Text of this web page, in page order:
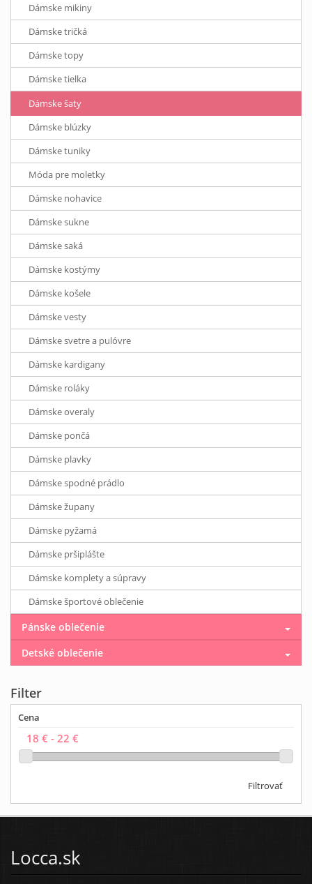
Dámske mikiny
Dámske tričká
Dámske topy
Dámske tielka
Dámske šaty
Dámske blúzky
Dámske tuniky
Móda pre moletky
Dámske nohavice
Dámske sukne
Dámske saká
Dámske kostýmy
Dámske košele
Dámske vesty
Dámske svetre a pulóvre
Dámske kardigany
Dámske roláky
Dámske overaly
Dámske pončá
Dámske plavky
Dámske spodné prádlo
Dámske župany
Dámske pyžamá
Dámske pršiplášte
Dámske komplety a súpravy
Dámske športové oblečenie
Pánske oblečenie
Detské oblečenie
Filter
Cena
Filtrovať
Locca.sk